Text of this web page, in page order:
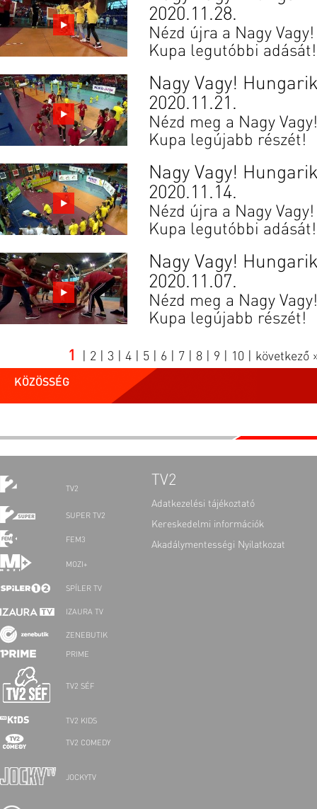
2020.11.28.
Nézd újra a Nagy
Kupa legutóbbi adását!
Nagy Vagy!
2020.11.21.
Nézd meg a Nagy
Kupa legújabb részét!
Nagy Vagy!
2020.11.14.
Nézd újra a Nagy
Kupa legutóbbi adását!
Nagy Vagy!
2020.11.07.
Nézd meg a Nagy
Kupa legújabb részét!
1 2 3 4| 5| 6 7 8| 9 10 következő
KÖZÖSSÉG
TV2
SUPER TV2
FEM3
MOZI+
SPÍLER TV
IZAURA TV
ZENEBUTIK
PRIME
TV2 SÉF
TV2 KIDS
TV2 COMEDY
JOCKYTV
TV2
Adatkezelési tájékoztató
Kereskedelmi információk
Akadálymentességi Nyilatkozat